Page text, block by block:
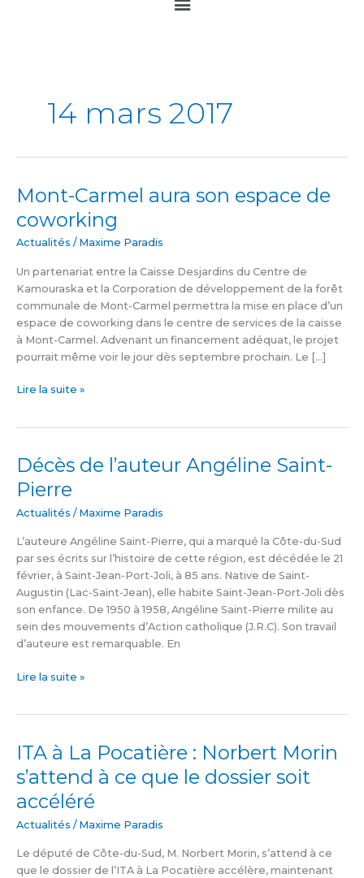
14 mars 2017
Mont-Carmel aura son espace de
coworking
Actualités / Maxime Paradis
Un partenariat entre la Caisse Desjardins du Centre de
Kamouraska et la Corporation de développement de la forêt
communale de Mont-Carmel permettra la mise en place d’un
espace de coworking dans le centre de services de la caisse
à Mont-Carmel. Advenant un financement adéquat, le projet
pourrait même voir le jour dès septembre prochain. Le […]
Mont-
aura
son
de
coworking
Lire la suite »
Décès de l’auteur Angéline Saint-
Pierre
Actualités / Maxime Paradis
L’auteure Angéline Saint-Pierre, qui a marqué la Côte-du-Sud
par ses écrits sur l’histoire de cette région, est décédée le 21
février, à Saint-Jean-Port-Joli, à 85 ans. Native de Saint-
Augustin (Lac-Saint-Jean), elle habite Saint-Jean-Port-Joli dès
son enfance. De 1950 à 1958, Angéline Saint-Pierre milite au
sein des mouvements d’Action catholique (J.R.C). Son travail
d’auteure est remarquable. En
Décès
l’auteur
Angéline
Pierre
Lire la suite »
ITA à La Pocatière : Norbert Morin
s’attend à ce que le dossier soit
accéléré
Actualités / Maxime Paradis
Le député de Côte-du-Sud, M. Norbert Morin, s’attend à ce
que le dossier de l’ITA à La Pocatière accélère, maintenant
ITA
La
Pocatière
Morin
s’attend